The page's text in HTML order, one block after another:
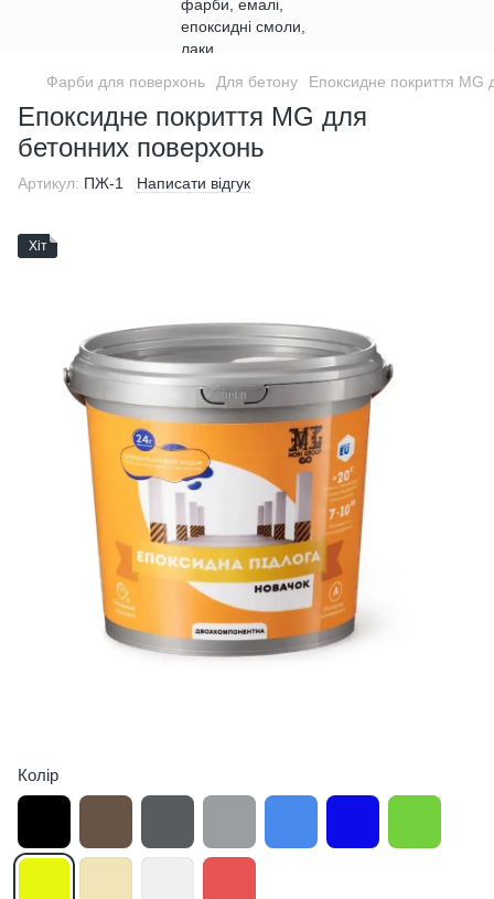
Фарби для поверхонь Для бетону Епоксидне покриття MG
Епоксидне покриття MG для
бетонних поверхонь
Артикул: ПЖ-1 Написати відгук
Хіт
Колір